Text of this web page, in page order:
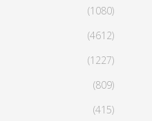
(1080)
(4612)
(1227)
(809)
(415)